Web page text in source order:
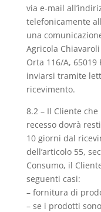
via e-mail
telefonicamente
una
Agricola
Orta 116/A, 65019
inviarsi tramite
ricevimento.
8.2 – Il Cliente
recesso dovrà
10 giorni dal
dell’articolo 55,
Consumo, il
seguenti casi:
– fornitura di
– se i prodotti